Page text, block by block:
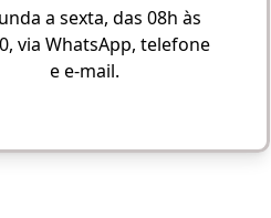
a sexta, das 08h às
via WhatsApp, telefone
e e-mail.